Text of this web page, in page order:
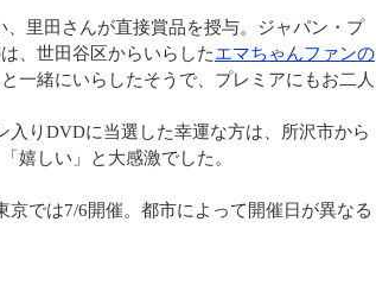
里田さんが直接賞品を授与。ジャパン・プ
、世田谷区からいらしたエマちゃんファンの
一緒にいらしたそうで、プレミアにもお二人
入りDVDに当選した幸運な方は、所沢市から
嬉しい」と大感激でした。
では7/6開催。都市によって開催日が異なる